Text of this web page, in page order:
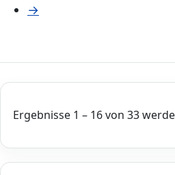
→
Ergebnisse 1 – 16 von 33